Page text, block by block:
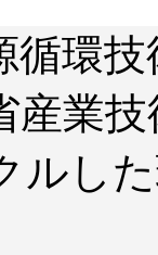
循環
産業
ルし